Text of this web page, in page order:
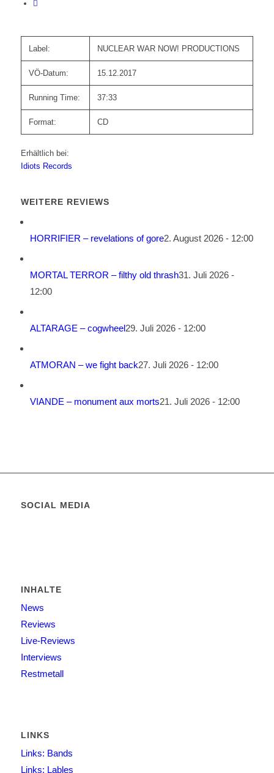
Label: NUCLEAR WAR NOW! PRODUCTIONS
VÖ-Datum: 15.12.2017
Running Time: 37:33
Format: CD
Erhältlich bei:
Idiots Records
WEITERE REVIEWS
HORRIFIER – revelations of gore2. August 2026 - 12:00
MORTAL TERROR – filthy old thrash31. Juli 2026 -
12:00
ALTARAGE – cogwheel29. Juli 2026 - 12:00
ATMORAN – we fight back27. Juli 2026 - 12:00
VIANDE – monument aux morts21. Juli 2026 - 12:00
SOCIAL MEDIA
INHALTE
News
Reviews
Live-Reviews
Interviews
Restmetall
LINKS
Links: Bands
Links: Lables